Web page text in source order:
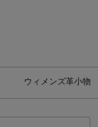
ウィメンズ革小物